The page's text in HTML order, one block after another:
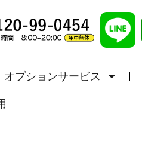
オプションサービス